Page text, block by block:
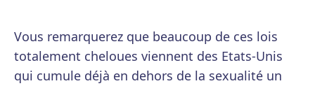
Vous remarquerez que beaucoup de ces lois
totalement cheloues viennent des Etats-Unis
qui cumule déjà en dehors de la sexualité un